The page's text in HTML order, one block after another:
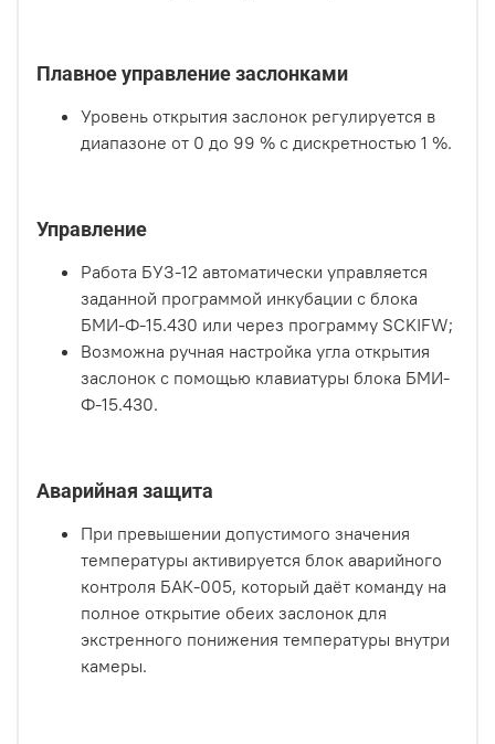
Плавное управление заслонками
Уровень открытия заслонок регулируется в
диапазоне от 0 до 99 % с дискретностью 1 %.
Управление
Работа БУЗ-12 автоматически управляется
заданной программой инкубации с блока
БМИ-Ф-15.430 или через программу SCKIFW;
Возможна ручная настройка угла открытия
заслонок с помощью клавиатуры блока БМИ-
Ф-15.430.
Аварийная защита
При превышении допустимого значения
температуры активируется блок аварийного
контроля БАК-005, который даёт команду на
полное открытие обеих заслонок для
экстренного понижения температуры внутри
камеры.